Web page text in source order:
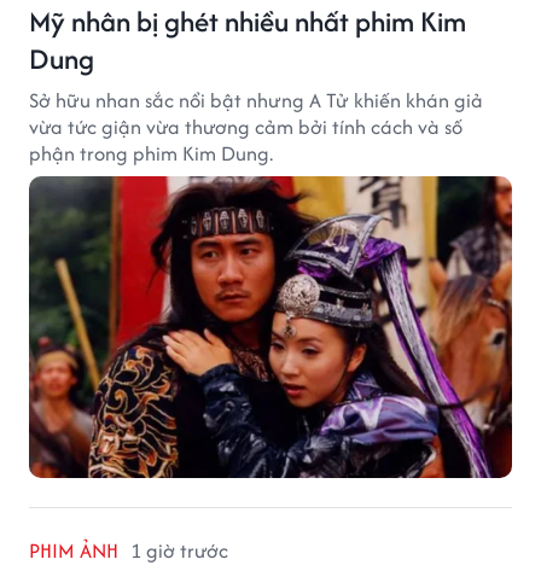
Mỹ nhân bị ghét nhiều nhất phim Kim
Dung
Sở hữu nhan sắc nổi bật nhưng A Tử khiến khán giả
vừa tức giận vừa thương cảm bởi tính cách và số
phận trong phim Kim Dung.
PHIM ẢNH 1 giờ trước